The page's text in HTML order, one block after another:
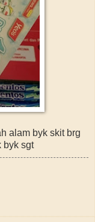
alam byk skit brg
byk sgt